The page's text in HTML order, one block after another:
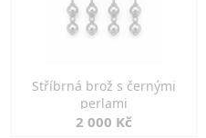
Stříbrná brož s černými
perlami
2 000 Kč